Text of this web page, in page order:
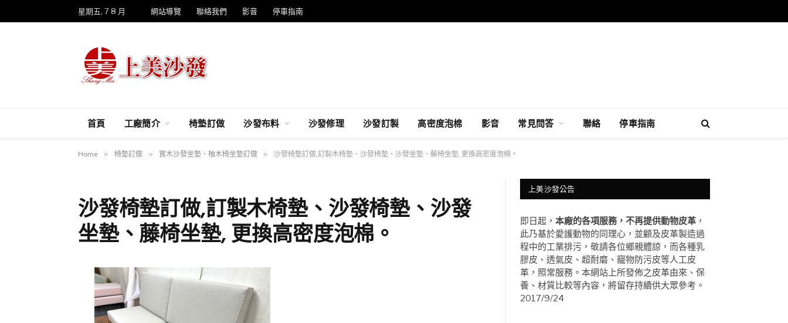
星期五, 7 8 月 網站導覽 聯絡我們 影音 停車指南
首頁 工廠簡介 椅墊訂做 沙發布料 沙發修理 沙發訂製 高密度泡棉 影音 常見問答 聯絡 停車指南
Home » 椅墊訂做 » 實木沙發坐墊、柚木椅坐墊訂做 » 沙發椅墊訂做,訂製木椅墊、沙發椅墊、沙發坐墊、藤椅坐墊, 更換高密度泡棉。
沙發椅墊訂做,訂製木椅墊、沙發椅墊、沙發
坐墊、藤椅坐墊, 更換高密度泡棉。
上美沙發公告
即日起， 本廠的各項服務，不再提供動物皮革 ，
此乃基於愛護動物的同理心，並顧及皮革製造過
程中的工業排污，敬請各位鄉親體諒，而各種乳
膠皮、透氣皮、超耐磨、竉物防污皮等人工皮
革，照常服務。本網站上所發佈之皮革由來、保
養、材質比較等內容，將留存持續供大眾參考。
2017/9/24